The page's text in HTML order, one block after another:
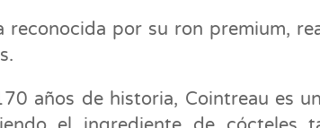
reconocida por su ron premium,
años de historia, Cointreau es